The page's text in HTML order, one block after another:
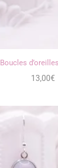
Boucles
13,00€